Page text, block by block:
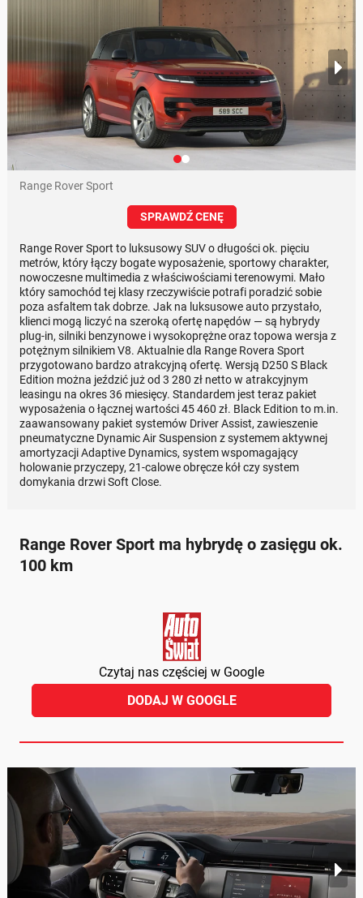
Range Rover Sport
SPRAWDŹ CENĘ
Range Rover Sport to luksusowy SUV o długości ok. pięciu
metrów, który łączy bogate wyposażenie, sportowy charakter,
nowoczesne multimedia z właściwościami terenowymi. Mało
który samochód tej klasy rzeczywiście potrafi poradzić sobie
poza asfaltem tak dobrze. Jak na luksusowe auto przystało,
klienci mogą liczyć na szeroką ofertę napędów — są hybrydy
plug-in, silniki benzynowe i wysokoprężne oraz topowa wersja z
potężnym silnikiem V8. Aktualnie dla Range Rovera Sport
przygotowano bardzo atrakcyjną ofertę. Wersją D250 S Black
Edition można jeździć już od 3 280 zł netto w atrakcyjnym
leasingu na okres 36 miesięcy. Standardem jest teraz pakiet
wyposażenia o łącznej wartości 45 460 zł. Black Edition to m.in.
zaawansowany pakiet systemów Driver Assist, zawieszenie
pneumatyczne Dynamic Air Suspension z systemem aktywnej
amortyzacji Adaptive Dynamics, system wspomagający
holowanie przyczepy, 21-calowe obręcze kół czy system
domykania drzwi Soft Close.
Range Rover Sport ma hybrydę o zasięgu ok.
100 km
Czytaj nas częściej w Google
DODAJ W GOOGLE